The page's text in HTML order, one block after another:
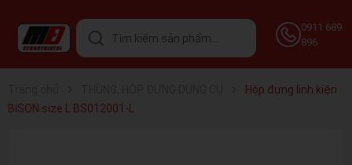
0911 689
896
Hộp đựng linh kiện
BISON size L BS012001-L